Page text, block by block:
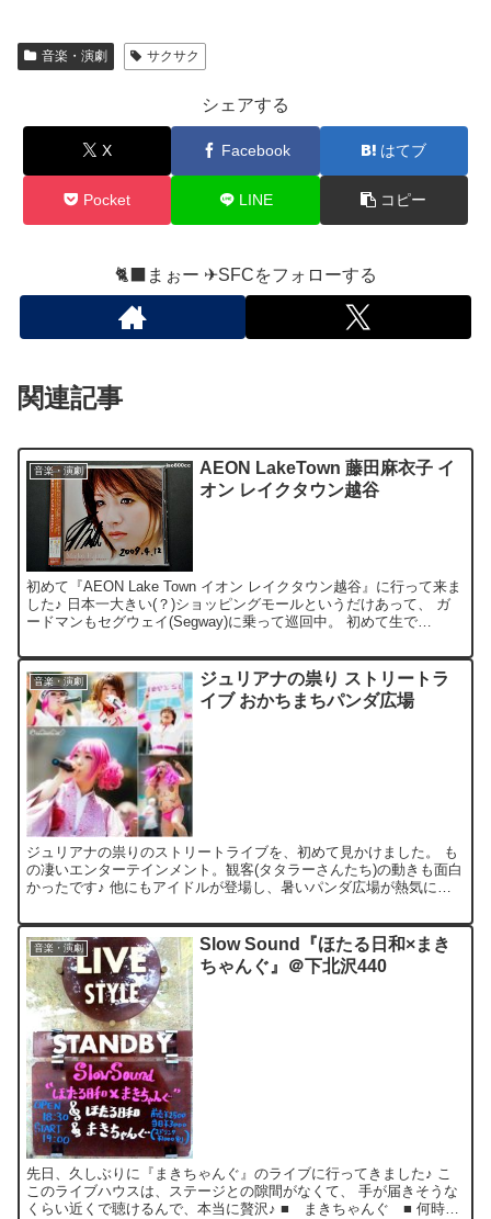
音楽・演劇 サクサク
シェアする
X Facebook はてブ
Pocket LINE コピー
🐈‍⬛まぉー ✈︎SFCをフォローする
関連記事
音楽・演劇
AEON LakeTown 藤田麻衣子 イ
オン レイクタウン越谷
初めて『AEON Lake Town イオン レイクタウン越谷』に行って来ま
した♪ 日本一大きい(？)ショッピングモールというだけあって、 ガ
ードマンもセグウェイ(Segway)に乗って巡回中。 初めて生で
音楽・演劇
ジュリアナの祟り ストリートラ
イブ おかちまちパンダ広場
ジュリアナの祟りのストリートライブを、初めて見かけました。 も
の凄いエンターテインメント。観客(タタラーさんたち)の動きも面白
かったです♪ 他にもアイドルが登場し、暑いパンダ広場が熱気に包
音楽・演劇
Slow Sound『ほたる日和×まき
ちゃんぐ』＠下北沢440
先日、久しぶりに『まきちゃんぐ』のライブに行ってきました♪ こ
このライブハウスは、ステージとの隙間がなくて、 手が届きそうな
くらい近くで聴けるんで、本当に贅沢♪ ■ まきちゃんぐ ■ 何時も